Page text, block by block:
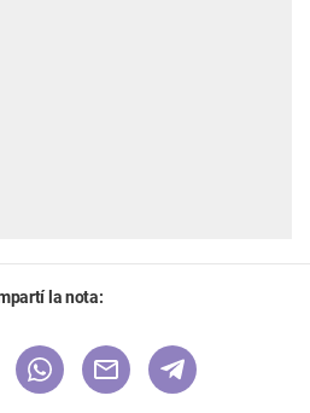
la nota: